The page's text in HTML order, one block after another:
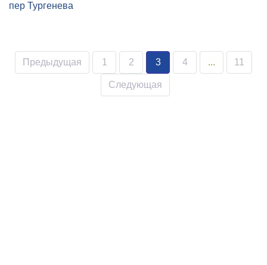
пер Тургенева
Предыдущая 1 2 3 4 ... 11
Следующая